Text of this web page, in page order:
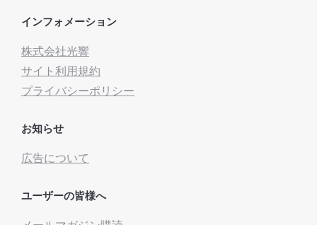
インフォメーション
株式会社光響
サイト利用規約
プライバシーポリシー
お知らせ
広告について
ユーザーの皆様へ